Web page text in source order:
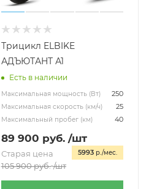
Трицикл ELBIKE
АДЪЮТАНТ А1
Есть в наличии
Максимальная мощность (Вт) 250
Максимальная скорость (км/ч) 25
Максимальный пробег (км) 40
89 900 руб. /шт
5993 р./мес.
Старая цена
105 900руб. /шт